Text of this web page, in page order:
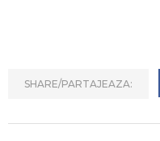
SHARE/PARTAJEAZA: